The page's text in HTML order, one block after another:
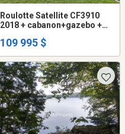
Roulotte Satellite CF3910
2018 + cabanon+gazebo +
site clé en main
109 995 $